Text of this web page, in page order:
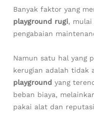
Banyak faktor yang
playground rugi, mulai
pengabaian
Namun satu hal yang
kerugian adalah tidak
playground yang
beban biaya,
pakai alat dan